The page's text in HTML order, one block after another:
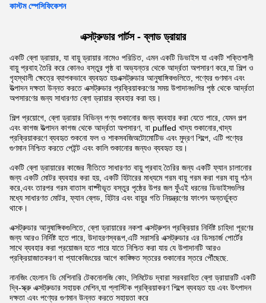
কাস্টম স্পেসিফিকেশন
এক্সট্রুডার পার্টস - ব্লাড ড্রায়ার
একটি ব্লো ড্রায়ার, যা বায়ু ড্রায়ার নামেও পরিচিত, এমন একটি ডিভাইস যা একটি শক্তিশালী
বায়ু প্রবাহ তৈরি করে কোনও বস্তুর পৃষ্ঠ বা অভ্যন্তর থেকে আর্দ্রতা অপসারণ করে,যা শিল্প ও
গৃহস্থালী ক্ষেত্রে ব্যাপকভাবে ব্যবহৃত হয়এক্সট্রুডার আনুষাঙ্গিকগুলিতে, পণ্যের গুণমান এবং
উত্পাদন দক্ষতা উন্নত করতে এক্সট্রুডার প্রক্রিয়াকরণের সময় উপাদানগুলির পৃষ্ঠ থেকে আর্দ্রতা
অপসারণের জন্য সাধারণত ব্লো ড্রায়ার ব্যবহার করা হয়।
শিল্প প্রয়োগে, ব্লো ড্রায়ার বিভিন্ন পণ্য শুকানোর জন্য ব্যবহার করা যেতে পারে, যেমন পল্প
এবং কাগজ উত্পাদন কাগজ থেকে আর্দ্রতা অপসারণ, বা puffed খাদ্য শুকানোর,খাদ্য
প্রক্রিয়াকরণে ব্যবহৃত শুকনো ফল ও শাকসবজিঅটোমোটিভ এবং মুদ্রণ শিল্পে, এটি পণ্যের
গুণমান নিশ্চিত করতে পেইন্ট এবং কালি শুকানোর জন্যও ব্যবহৃত হয়।
একটি ব্লো ড্রায়ারের কাজের নীতিতে সাধারণত বায়ু প্রবাহ তৈরির জন্য একটি ফ্যান চালানোর
জন্য একটি মোটর ব্যবহার করা হয়, একটি হিটারের মাধ্যমে গরম বায়ু গরম করা গরম বায়ু গঠন
করে,এবং তারপর গরম বাতাস বাষ্পীভূত বস্তুর পৃষ্ঠের উপর জল ফুঁএই ধরনের ডিভাইসগুলির
মধ্যে সাধারণত মোটর, ফ্যান ব্লেড, হিটার এবং বায়ুর গতি নিয়ন্ত্রণের ফাংশন অন্তর্ভুক্ত
থাকে।
এক্সট্রুডার আনুষাঙ্গিকগুলিতে, ব্লো ড্রায়ারের নকশা এক্সট্রুশন প্রক্রিয়ার নির্দিষ্ট চাহিদা পূরণের
জন্য আরও নির্দিষ্ট হতে পারে, উদাহরণস্বরূপ,এটি সরাসরি এক্সট্রুডার এর ডিসচার্জ পোর্টের
সাথে ব্যবহার করা প্রয়োজন হতে পারে যাতে নিশ্চিত করা যায় যে উপাদানটি আরও
প্রক্রিয়াজাতকরণ বা প্যাকেজিংয়ের আগে কাঙ্ক্ষিত স্তরের শুকানোর স্তরে পৌঁছেছে.
নানজিং হেংলান ডি মেশিনারি টেকনোলজি কোং, লিমিটেড দ্বারা সরবরাহিত ব্লো ড্রায়ারটি একটি
দ্বি-স্ক্রু এক্সট্রুডার সহায়ক মেশিন,যা প্লাস্টিক প্রক্রিয়াকরণ শিল্পে ব্যবহৃত হয় এবং উৎপাদন
দক্ষতা এবং পণ্যের গুণমান উন্নত করতে সহায়তা করে